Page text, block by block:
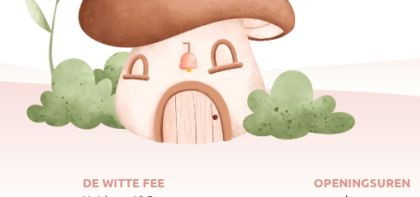
DE WITTE FEE OPENINGSUREN